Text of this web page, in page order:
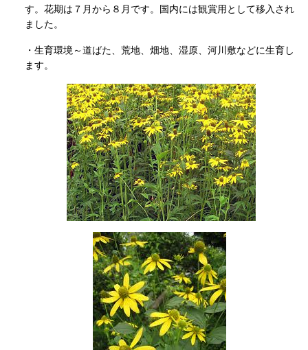
す。花期は７月から８月です。国内には観賞用として移入され
ました。
・生育環境～道ばた、荒地、畑地、湿原、河川敷などに生育し
ます。